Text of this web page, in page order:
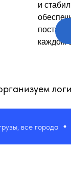
и
каждом